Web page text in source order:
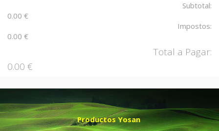
Subtotal:
0.00 €
Impostos:
0.00 €
Total a Pagar:
0.00 €
Productos Yosan